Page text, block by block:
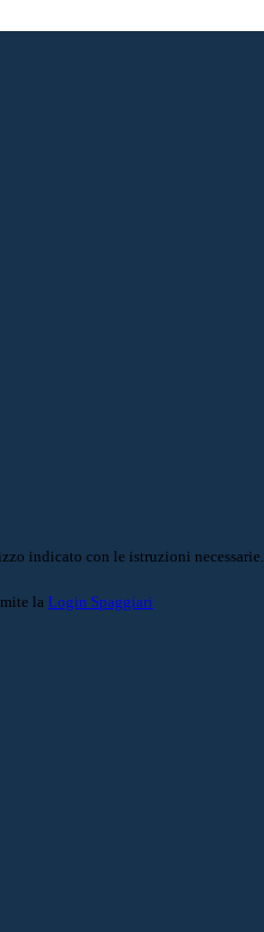
indicato con le istruzioni necessarie.
la Login Spaggiari